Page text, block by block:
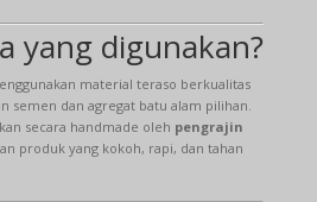
yang digunakan?
material teraso berkualitas
semen dan agregat batu alam pilihan.
secara handmade oleh pengrajin
produk yang kokoh, rapi, dan tahan